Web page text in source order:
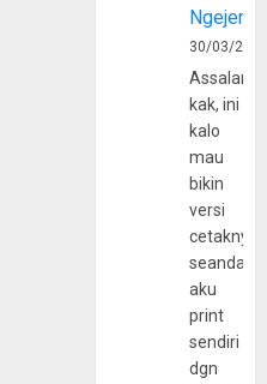
30/03/
kak, ini
kalo
mau
bikin
versi
cetaknya
aku
print
sendiri
dgn